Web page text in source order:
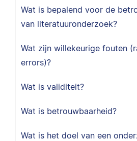
Wat is bepalend voor de
van literatuuronderzoek?
Wat zijn willekeurige fouten
errors)?
Wat is validiteit?
Wat is betrouwbaarheid?
Wat is het doel van een